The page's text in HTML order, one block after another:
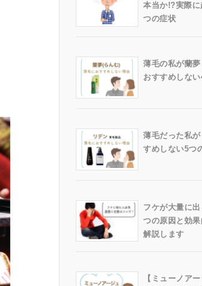
本当か!?実際
つの症状
薄毛の私が蘭
おすすめしな
薄毛だった私
すめしない5つ
フケが大量に
つの原因と効
解説します
【ミューノア